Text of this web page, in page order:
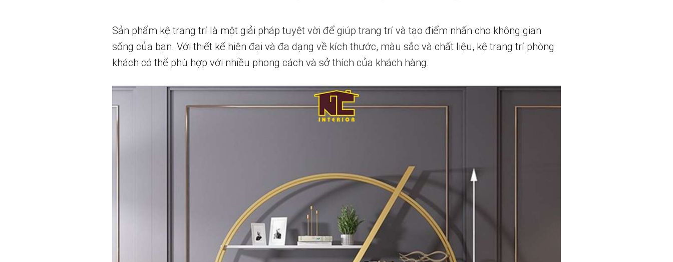
Sản phẩm kệ trang trí là một giải pháp tuyệt vời để giúp trang trí và tạo điểm nhấn cho không gian
sống của bạn. Với thiết kế hiện đại và đa dạng về kích thước, màu sắc và chất liệu, kệ trang trí phòng
khách có thể phù hợp với nhiều phong cách và sở thích của khách hàng.